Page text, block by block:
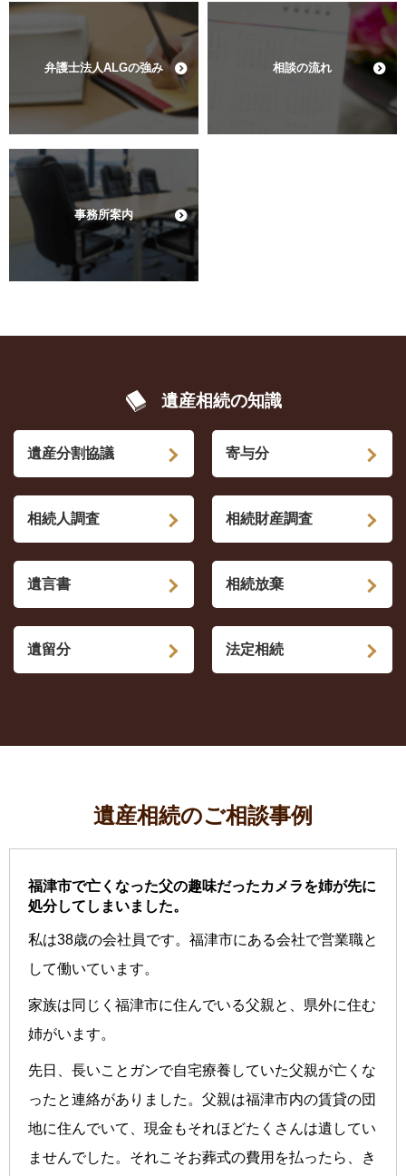
弁護士法人ALGの強み 相談の流れ
事務所案内
遺産相続の知識
遺産分割協議 寄与分
相続人調査 相続財産調査
遺言書 相続放棄
遺留分 法定相続
遺産相続のご相談事例
福津市で亡くなった父の趣味だったカメラを姉が先に
処分してしまいました。
私は38歳の会社員です。福津市にある会社で営業職と
して働いています。
家族は同じく福津市に住んでいる父親と、県外に住む
姉がいます。
先日、長いことガンで自宅療養していた父親が亡くな
ったと連絡がありました。父親は福津市内の賃貸の団
地に住んでいて、現金もそれほどたくさんは遺してい
ませんでした。それこそお葬式の費用を払ったら、き